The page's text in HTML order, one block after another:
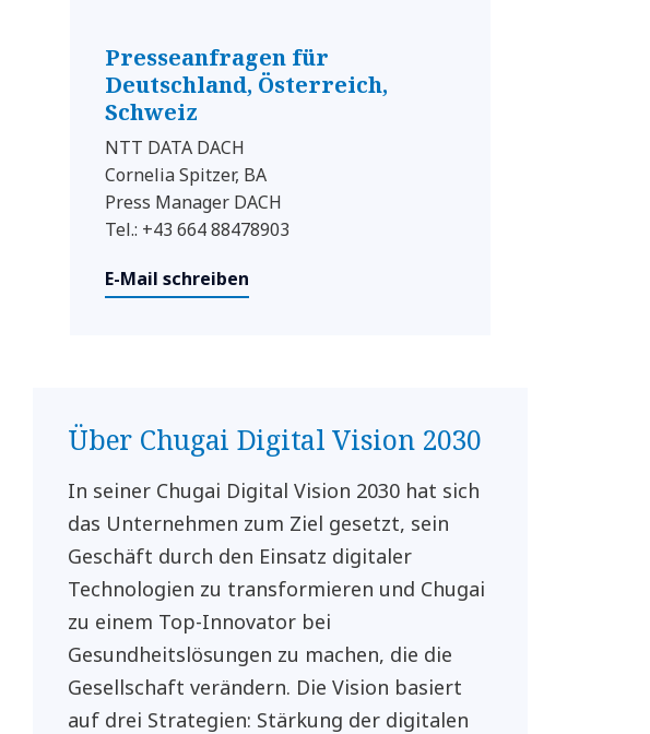
Presseanfragen für
Deutschland, Österreich,
Schweiz
NTT DATA DACH
Cornelia Spitzer, BA
Press Manager DACH
Tel.: +43 664 88478903
E-Mail schreiben
Über Chugai Digital Vision 2030
In seiner Chugai Digital Vision 2030 hat sich
das Unternehmen zum Ziel gesetzt, sein
Geschäft durch den Einsatz digitaler
Technologien zu transformieren und Chugai
zu einem Top-Innovator bei
Gesundheitslösungen zu machen, die die
Gesellschaft verändern. Die Vision basiert
auf drei Strategien: Stärkung der digitalen